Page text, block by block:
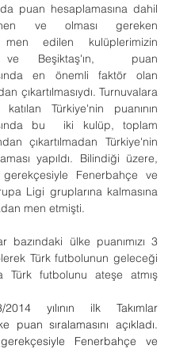
da puan hesaplamasına dahil
ve olması gereken
men edilen kulüplerimizin
ve Beşiktaş'ın,  puan
en önemli faktör olan
çıkartılmasıydı. Turnuvalara
Türkiye'nin puanının
bu  iki kulüp, toplam
çıkartılmadan Türkiye'nin
yapıldı. Bilindiği üzere,
Fenerbahçe ve
Ligi gruplarına kalmasına
men etmişti.
bazındaki ülke puanımızı 3
Türk futbolunun geleceği
Türk futbolunu ateşe atmış
2014 yılının ilk Takımlar
puan sıralamasını açıkladı.
Fenerbahçe ve